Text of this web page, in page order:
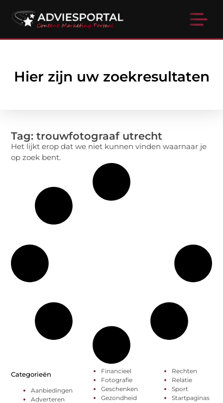
Hier zijn uw zoekresultaten
Tag: trouwfotograaf utrecht
Het lijkt erop dat we niet kunnen vinden waarnaar je
op zoek bent.
Categorieën
Aanbiedingen
Adverteren
Financieel
Fotografie
Geschenken
Gezondheid
Rechten
Relatie
Sport
Startpaginas